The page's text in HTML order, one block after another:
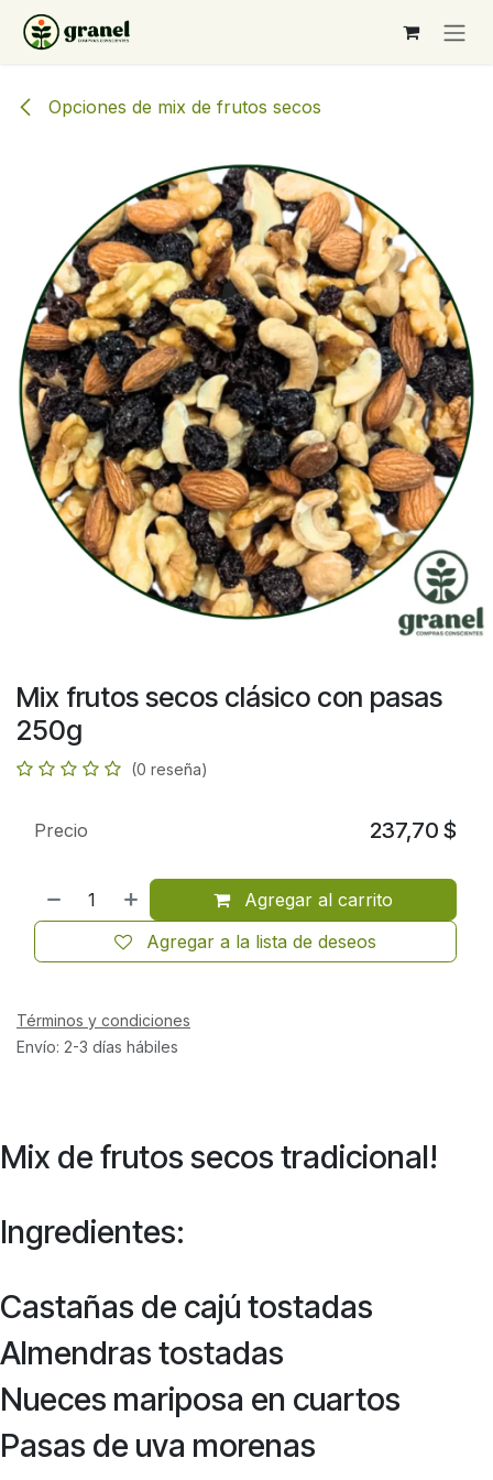
Ir al contenido
Opciones de mix de frutos secos
Mix frutos secos clásico con pasas
250g
(0 reseña)
Agregar al carrito
Agregar a la lista de deseos
Precio 237,70 $
Términos y condiciones
Envío: 2-3 días hábiles
Mix de frutos secos tradicional!
Ingredientes:
Castañas de cajú tostadas
Almendras tostadas
Nueces mariposa en cuartos
Pasas de uva morenas